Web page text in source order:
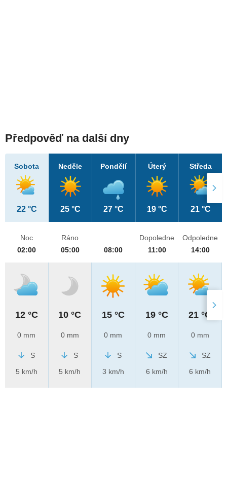
Předpověď na další dny
Sobota
22 °C
Neděle
25 °C
Pondělí
27 °C
Úterý
19 °C
Středa
21 °C
Noc
02:00
12 °C
0 mm
S
5 km/h
Ráno
05:00
10 °C
0 mm
S
5 km/h
08:00
15 °C
0 mm
S
3 km/h
Dopoledne
11:00
19 °C
0 mm
SZ
6 km/h
Odpoledne
14:00
21 °C
0 mm
SZ
6 km/h